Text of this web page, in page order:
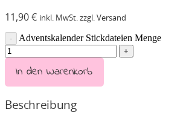
11,90 € inkl. MwSt. zzgl. Versand
Adventskalender Stickdateien Menge
In den Warenkorb
Beschreibung